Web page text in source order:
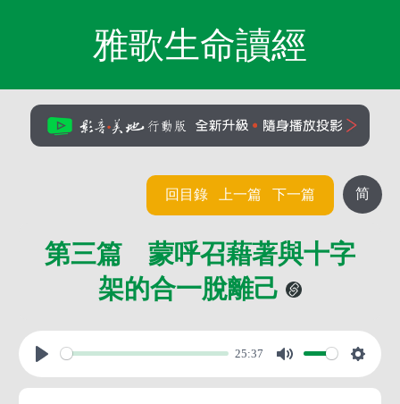
雅歌生命讀經
简
回目錄 上一篇 下一篇
第三篇 蒙呼召藉著與十字
架的合一脫離己
25:37